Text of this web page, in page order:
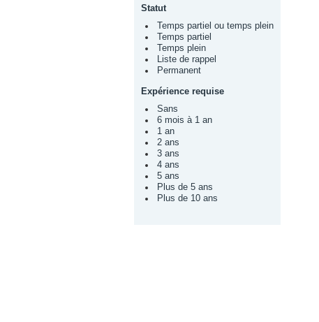
Statut
Temps partiel ou temps plein
Temps partiel
Temps plein
Liste de rappel
Permanent
Expérience requise
Sans
6 mois à 1 an
1 an
2 ans
3 ans
4 ans
5 ans
Plus de 5 ans
Plus de 10 ans